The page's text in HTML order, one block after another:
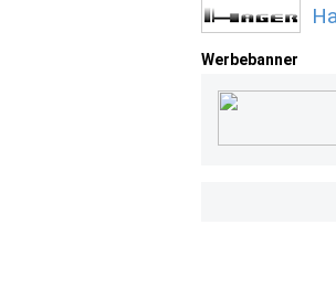
Werbebanner